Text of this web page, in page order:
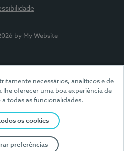
necessários, analíticos e de
oferecer uma boa experiência de
a todas as funcionalidades.
os cookies
preferências
by My Website